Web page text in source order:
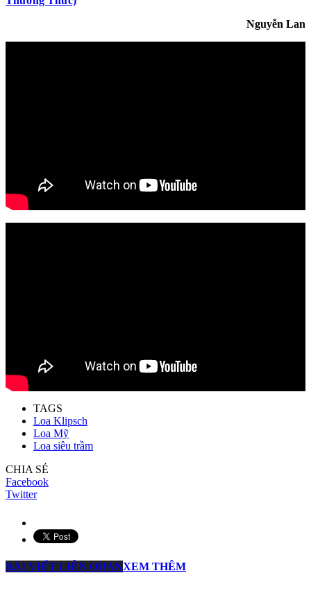
Nguyễn Lan
TAGS
Loa Klipsch
Loa Mỹ
Loa siêu trầm
CHIA SẺ
Facebook
Twitter
BÀI VIẾT LIÊN QUANXEM THÊM